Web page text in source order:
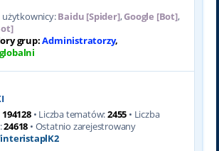
użytkownicy:Baidu [Spider],Google [Bot],
grup:Administratorzy,
194128• Liczba tematów:2455 • Liczba
24618 • Ostatnio zarejestrowany